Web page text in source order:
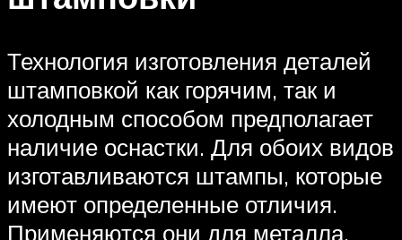
Технология изготовления деталей
штамповкой как горячим, так и
холодным способом предполагает
наличие оснастки. Для обоих видов
изготавливаются штампы, которые
имеют определенные отличия.
Применяются они для металла,